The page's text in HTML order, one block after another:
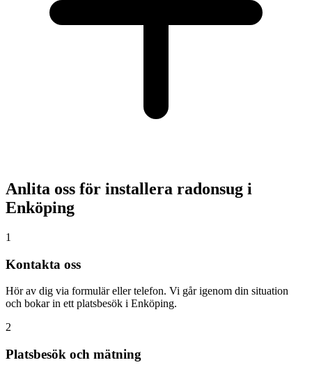
Anlita oss för installera radonsug i
Enköping
1
Kontakta oss
Hör av dig via formulär eller telefon. Vi går igenom din situation
och bokar in ett platsbesök i Enköping.
2
Platsbesök och mätning